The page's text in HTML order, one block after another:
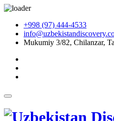
+998 (97) 444-4533
Mukumiy 3/82, Chilanzar,